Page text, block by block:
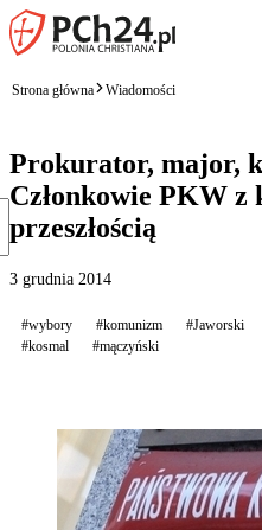
Strona główna Wiadomości
Prokurator, major,
Członkowie PKW z
przeszłością
3 grudnia 2014
#wybory #komunizm #Jaworski
#kosmal
#mączyński